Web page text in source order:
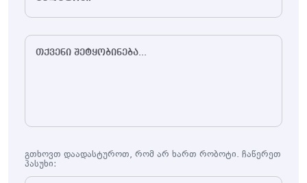
Გთხოვთ Დაადასტუროთ, Რომ Არ Ხართ Რობოტი. Ჩაწერეთ
Პასუხი: